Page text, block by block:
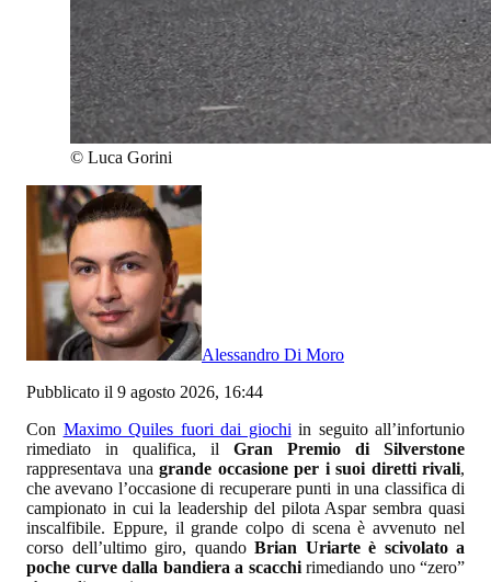
© Luca Gorini
Alessandro Di Moro
Pubblicato il 9 agosto 2026, 16:44
Con Maximo Quiles fuori dai giochi in seguito all’infortunio
rimediato in qualifica, il Gran Premio di Silverstone
rappresentava una grande occasione per i suoi diretti rivali,
che avevano l’occasione di recuperare punti in una classifica di
campionato in cui la leadership del pilota Aspar sembra quasi
inscalfibile. Eppure, il grande colpo di scena è avvenuto nel
corso dell’ultimo giro, quandoBrian Uriarte è scivolato a
poche curve dalla bandiera a scacchirimediando uno “zero”